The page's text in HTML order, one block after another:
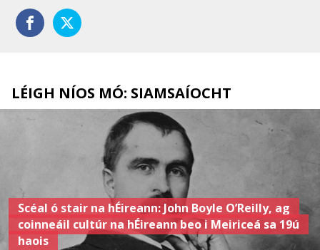
LÉIGH NÍOS MÓ: SIAMSAÍOCHT
Scéal ó stair na hÉireann: John Boyle O’Reilly, ag
coinneáil cultúr na hÉireann beo i Meiriceá sa 19ú
haois